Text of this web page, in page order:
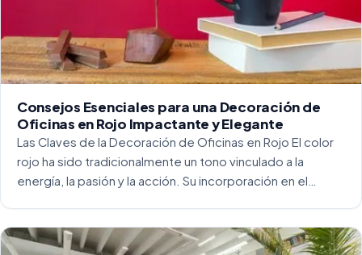
Consejos Esenciales para una Decoración de
Oficinas en Rojo Impactante y Elegante
Las Claves de la Decoración de Oficinas en Rojo El color
rojo ha sido tradicionalmente un tono vinculado a la
energía, la pasión y la acción. Su incorporación en el